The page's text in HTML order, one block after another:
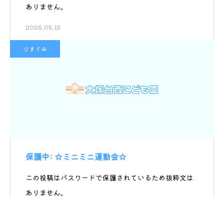
ありません。
2026.05.13
りすぐみ
保護中: ☆ミニミニ運動会☆
この投稿はパスワードで保護されているため抜粋文は
ありません。